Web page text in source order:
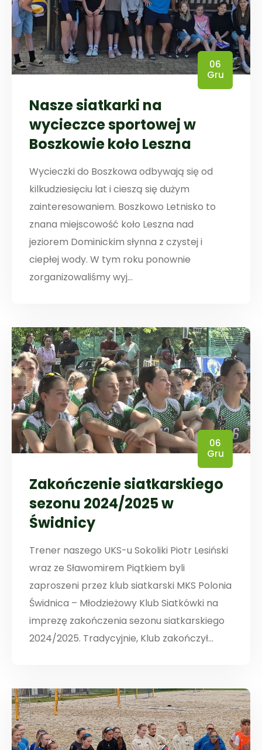
06
Gru
Nasze siatkarki na
wycieczce sportowej w
Boszkowie koło Leszna
Wycieczki do Boszkowa odbywają się od
kilkudziesięciu lat i cieszą się dużym
zainteresowaniem. Boszkowo Letnisko to
znana miejscowość koło Leszna nad
jeziorem Dominickim słynna z czystej i
ciepłej wody. W tym roku ponownie
zorganizowaliśmy wyj...
06
Gru
Zakończenie siatkarskiego
sezonu 2024/2025 w
Świdnicy
Trener naszego UKS-u Sokoliki Piotr Lesiński
wraz ze Sławomirem Piątkiem byli
zaproszeni przez klub siatkarski MKS Polonia
Świdnica – Młodzieżowy Klub Siatkówki na
imprezę zakończenia sezonu siatkarskiego
2024/2025. Tradycyjnie, Klub zakończył...